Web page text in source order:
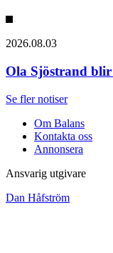
2026.08.03
Ola Sjöstrand
Se fler notiser
Om Balans
Kontakta oss
Annonsera
Ansvarig utgivare
Dan Håfström